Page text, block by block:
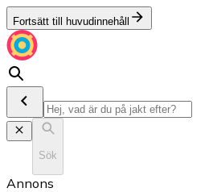
Fortsätt till huvudinnehåll
Sök
Annons